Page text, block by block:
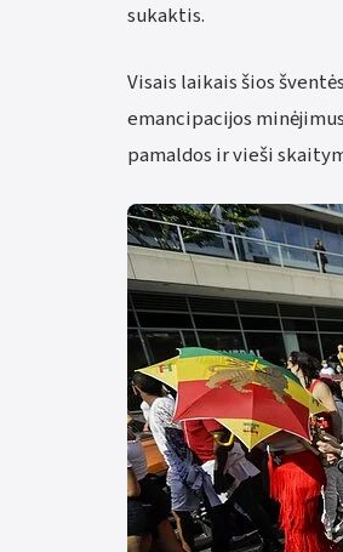
sukaktis.
Visais laikais šios
emancipacijos
pamaldos ir vieši